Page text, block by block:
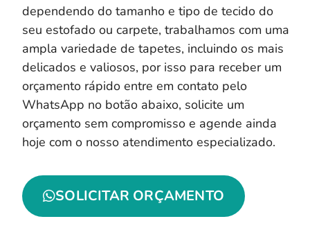
dependendo do tamanho e tipo de tecido do
seu estofado ou carpete, trabalhamos com uma
ampla variedade de tapetes, incluindo os mais
delicados e valiosos, por isso para receber um
orçamento rápido entre em contato pelo
WhatsApp no botão abaixo, solicite um
orçamento sem compromisso e agende ainda
hoje com o nosso atendimento especializado.
SOLICITAR ORÇAMENTO